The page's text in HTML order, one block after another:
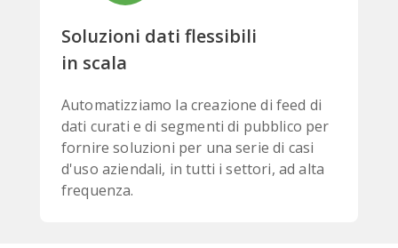
Soluzioni dati flessibili
in scala
Automatizziamo la creazione di feed di
dati curati e di segmenti di pubblico per
fornire soluzioni per una serie di casi
d'uso aziendali, in tutti i settori, ad alta
frequenza.